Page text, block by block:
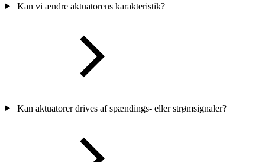
Kan vi ændre aktuatorens karakteristik?
Kan aktuatorer drives af spændings- eller strømsignaler?